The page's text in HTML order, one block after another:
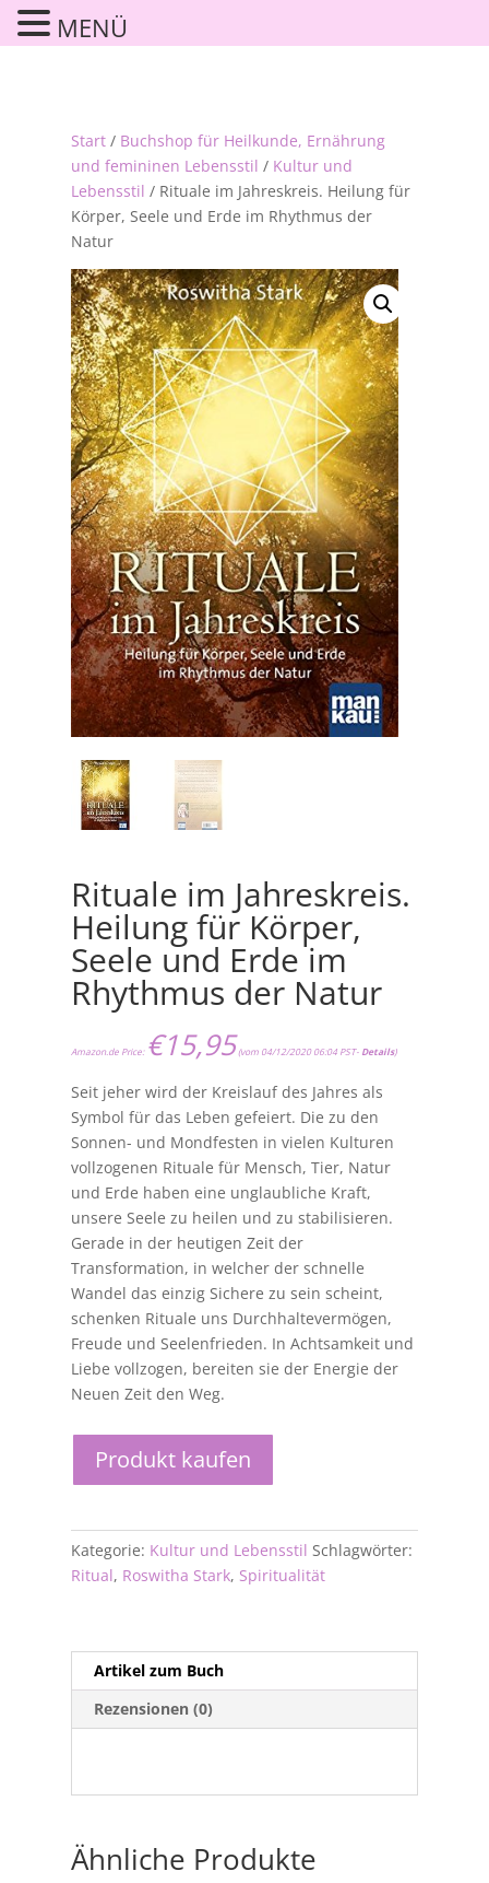
Start/ Buchshop für Heilkunde, Ernährung
und femininen Lebensstil / Kultur und
Lebensstil / Rituale im Jahreskreis. Heilung für
Körper, Seele und Erde im Rhythmus der
Natur
Rituale im Jahreskreis.
Heilung für Körper,
Seele und Erde im
Rhythmus der Natur
Amazon.de Price: €15,95(vom 04/12/2020 06:04 PST- Details)
Seit jeher wird der Kreislauf des Jahres als
Symbol für das Leben gefeiert. Die zu den
Sonnen- und Mondfesten in vielen Kulturen
vollzogenen Rituale für Mensch, Tier, Natur
und Erde haben eine unglaubliche Kraft,
unsere Seele zu heilen und zu stabilisieren.
Gerade in der heutigen Zeit der
Transformation, in welcher der schnelle
Wandel das einzig Sichere zu sein scheint,
schenken Rituale uns Durchhaltevermögen,
Freude und Seelenfrieden. In Achtsamkeit und
Liebe vollzogen, bereiten sie der Energie der
Neuen Zeit den Weg.
Produkt kaufen
Kategorie: Kultur und Lebensstil Schlagwörter:
Ritual, Roswitha Stark, Spiritualität
Artikel zum Buch
Rezensionen (0)
Ähnliche Produkte
MENÜ